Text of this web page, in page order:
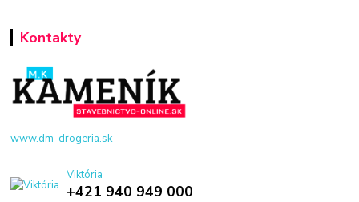
Kontakty
www.dm-drogeria.sk
Viktória
+421 940 949 000